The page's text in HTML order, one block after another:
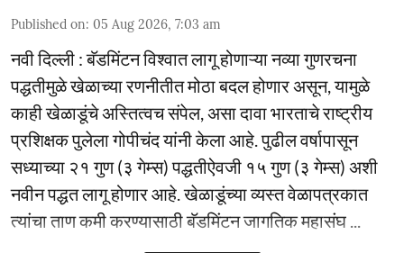
Published on: 05 Aug 2026, 7:03 am
नवी दिल्ली : बॅडमिंटन विश्वात लागू होणाऱ्या नव्या गुणरचना
पद्धतीमुळे खेळाच्या रणनीतीत मोठा बदल होणार असून, यामुळे
काही खेळाडूंचे अस्तित्वच संपेल, असा दावा भारताचे राष्ट्रीय
प्रशिक्षक पुलेला गोपीचंद यांनी केला आहे. पुढील वर्षापासून
सध्याच्या २१ गुण (३ गेम्स) पद्धतीऐवजी १५ गुण (३ गेम्स) अशी
नवीन पद्धत लागू होणार आहे. खेळाडूंच्या व्यस्त वेळापत्रकात
त्यांचा ताण कमी करण्यासाठी बॅडमिंटन जागतिक महासंघ ...